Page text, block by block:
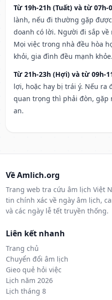
Từ 19h-21h (Tuất) và từ 07h-
lành, nếu đi thường gặp
doanh có lời. Người đi sắp
Mọi việc trong nhà đều hòa
khỏi, gia đình đều mạnh khỏe.
Từ 21h-23h (Hợi) và từ 09h-
lợi, hoặc hay bị trái ý. Nếu ra
quan trọng thì phải đòn, gặp
an.
Về Amlich.org
Trang web tra cứu âm lịch Việt
tin chính xác về ngày âm lịch,
và các ngày lễ tết truyền thống.
Liên kết nhanh
Trang chủ
Chuyển đổi âm lịch
Gieo quẻ hỏi việc
Lịch năm 2026
Lịch tháng 8